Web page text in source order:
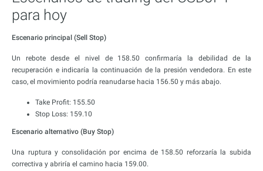
para hoy
Escenario principal (Sell Stop)
Un rebote desde el nivel de 158.50 confirmaría la debilidad de la
recuperación e indicaría la continuación de la presión vendedora. En este
caso, el movimiento podría reanudarse hacia 156.50 y más abajo.
Take Profit: 155.50
Stop Loss: 159.10
Escenario alternativo (Buy Stop)
Una ruptura y consolidación por encima de 158.50 reforzaría la subida
correctiva y abriría el camino hacia 159.00.